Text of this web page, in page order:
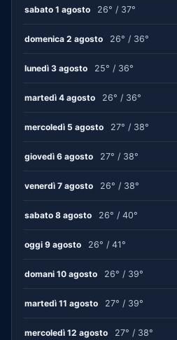
sabato 1 agosto 26° / 37°
domenica 2 agosto 26° / 36°
lunedì 3 agosto 25° / 36°
martedì 4 agosto 26° / 36°
mercoledì 5 agosto 27° / 38°
giovedì 6 agosto 27° / 38°
venerdì 7 agosto 26° / 38°
sabato 8 agosto 26° / 40°
oggi 9 agosto 26° / 41°
domani 10 agosto 26° / 39°
martedì 11 agosto 27° / 39°
mercoledì 12 agosto 27° / 38°